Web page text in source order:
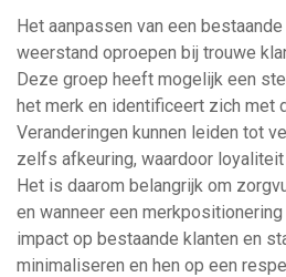
Het aanpassen van een
weerstand oproepen bij trouwe
Deze groep heeft mogelijk een
het merk en identificeert zich met
Veranderingen kunnen leiden tot
zelfs afkeuring, waardoor loyaliteit
Het is daarom belangrijk om
en wanneer een
impact op bestaande klanten en
minimaliseren en hen op een